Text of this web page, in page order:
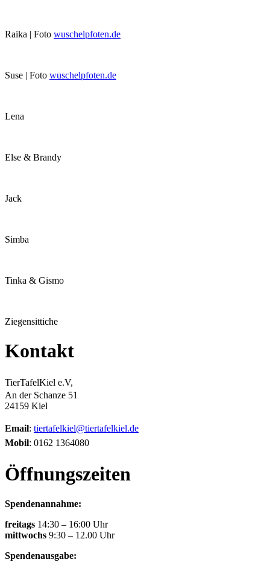
Raika | Foto wuschelpfoten.de
Suse | Foto wuschelpfoten.de
Lena
Else & Brandy
Jack
Simba
Tinka & Gismo
Ziegensittiche
Kontakt
TierTafelKiel e.V,
An der Schanze 51
24159 Kiel
Email: tiertafelkiel@tiertafelkiel.de
Mobil: 0162 1364080
Öffnungszeiten
Spendenannahme:
freitags 14:30 – 16:00 Uhr
mittwochs 9:30 – 12.00 Uhr
Spendenausgabe: